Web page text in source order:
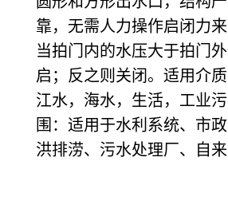
靠，无需人力操作启闭力来
当拍门内的水压大于拍门
启；反之则关闭。适用介质
江水，海水，生活，工业
围：适用于水利系统、市
洪排涝、污水处理厂、自来